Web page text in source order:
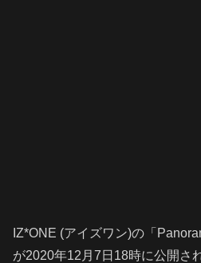
IZ*ONE (アイズワン)の「
が2020年12月7日18時に公開さ